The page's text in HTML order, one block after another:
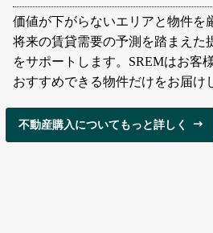
価値が下がらないエリアと物件を
将来の賃貸需要の予測を踏まえた
をサポートします。SREMはお客
おすすめできる物件だけをお届け
不動産購入についてもっと詳しく